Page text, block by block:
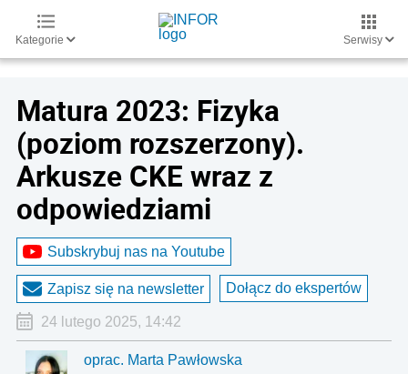
Kategorie Serwisy
Matura 2023: Fizyka
(poziom rozszerzony).
Arkusze CKE wraz z
odpowiedziami
Subskrybuj nas na Youtube
Zapisz się na newsletter Dołącz do ekspertów
24 lutego 2025, 14:42
oprac. Marta Pawłowska